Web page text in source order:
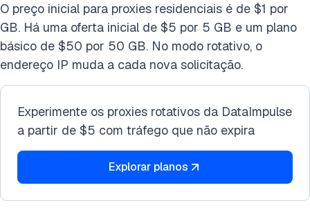
O preço inicial para proxies residenciais é de $1 por
GB. Há uma oferta inicial de $5 por 5 GB e um plano
básico de $50 por 50 GB. No modo rotativo, o
endereço IP muda a cada nova solicitação.
Experimente os proxies rotativos da DataImpulse
a partir de $5 com tráfego que não expira
Explorar planos